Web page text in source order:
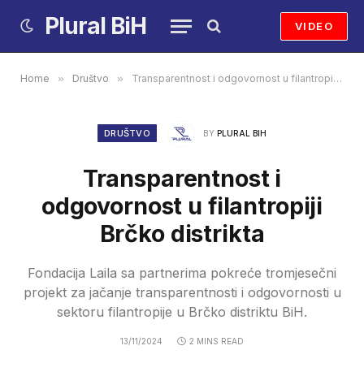
Plural BiH VIDEO
Home » Društvo » Transparentnost i odgovornost u filantropiji Brčko distrikta
DRUŠTVO BY PLURAL BIH
Transparentnost i
odgovornost u filantropiji
Brčko distrikta
Fondacija Laila sa partnerima pokreće tromjesečni
projekt za jačanje transparentnosti i odgovornosti u
sektoru filantropije u Brčko distriktu BiH.
13/11/2024 2 MINS READ